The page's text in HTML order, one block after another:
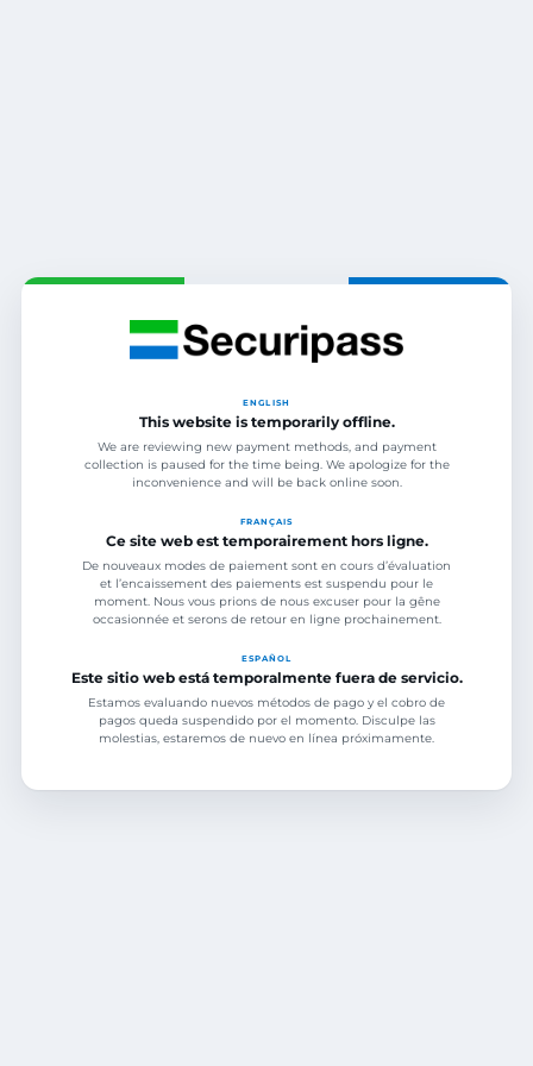
ENGLISH
This website is temporarily offline.
We are reviewing new payment methods, and payment
collection is paused for the time being. We apologize for the
inconvenience and will be back online soon.
FRANÇAIS
Ce site web est temporairement hors ligne.
De nouveaux modes de paiement sont en cours d’évaluation
et l’encaissement des paiements est suspendu pour le
moment. Nous vous prions de nous excuser pour la gêne
occasionnée et serons de retour en ligne prochainement.
ESPAÑOL
Este sitio web está temporalmente fuera de servicio.
Estamos evaluando nuevos métodos de pago y el cobro de
pagos queda suspendido por el momento. Disculpe las
molestias, estaremos de nuevo en línea próximamente.